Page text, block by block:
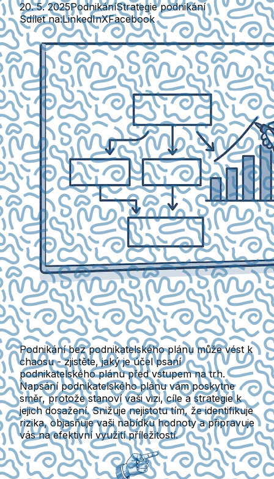
20. 5. 2025PodnikáníStrategie podnikání
Sdílet na:LinkedInXFacebook
Podnikání bez podnikatelského plánu může vést k
chaosu - zjistěte, jaký je účel psaní
podnikatelského plánu před vstupem na trh.
Napsání podnikatelského plánu vám poskytne
směr, protože stanoví vaši vizi, cíle a strategie k
jejich dosažení. Snižuje nejistotu tím, že identifikuje
rizika, objasňuje vaši nabídku hodnoty a připravuje
vás na efektivní využití příležitostí.